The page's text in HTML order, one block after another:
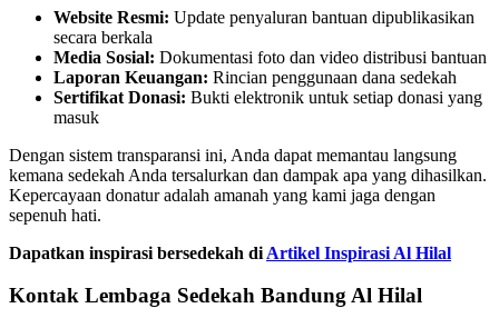
Website Resmi: Update penyaluran bantuan dipublikasikan
secara berkala
Media Sosial: Dokumentasi foto dan video distribusi bantuan
Laporan Keuangan: Rincian penggunaan dana sedekah
Sertifikat Donasi: Bukti elektronik untuk setiap donasi yang
masuk
Dengan sistem transparansi ini, Anda dapat memantau langsung
kemana sedekah Anda tersalurkan dan dampak apa yang dihasilkan.
Kepercayaan donatur adalah amanah yang kami jaga dengan
sepenuh hati.
Dapatkan inspirasi bersedekah di Artikel Inspirasi Al Hilal
Kontak Lembaga Sedekah Bandung Al Hilal